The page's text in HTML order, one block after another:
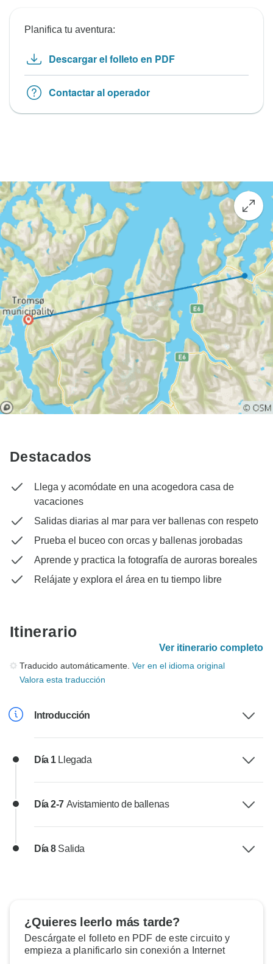
Planifica tu aventura:
Descargar el folleto en PDF
Contactar al operador
Destacados
Llega y acomódate en una acogedora casa de
vacaciones
Salidas diarias al mar para ver ballenas con respeto
Prueba el buceo con orcas y ballenas jorobadas
Aprende y practica la fotografía de auroras boreales
Relájate y explora el área en tu tiempo libre
Itinerario
Ver itinerario completo
Traducido automáticamente. Ver en el idioma original
Valora esta traducción
Introducción
Día 1 Llegada
Día 2-7 Avistamiento de ballenas
Día 8 Salida
¿Quieres leerlo más tarde?
Descárgate el folleto en PDF de este circuito y
empieza a planificarlo sin conexión a Internet